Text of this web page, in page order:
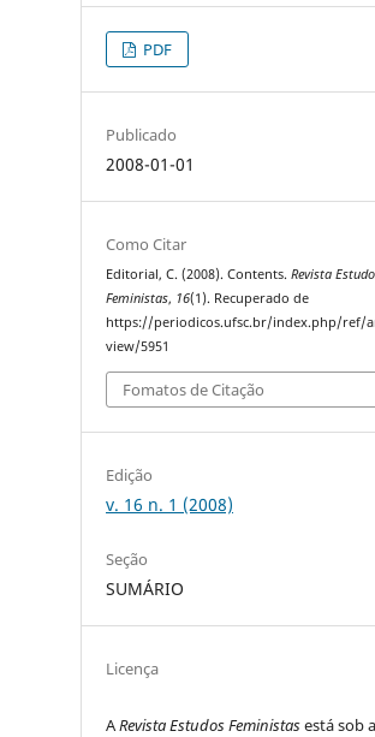
PDF
Publicado
2008-01-01
Como Citar
Editorial, C. (2008). Contents.Revista
Feministas, 16(1). Recuperado de
https://periodicos.ufsc.br/index.php/ref/
view/5951
Fomatos de Citação
Edição
v. 16 n. 1 (2008)
Seção
SUMÁRIO
Licença
ARevista Estudos Feministasestá sob a